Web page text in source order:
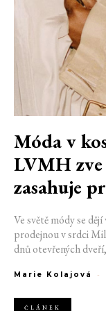
Móda v
LVMH
zasahuje
Ve světě módy se
prodejnou v srdci
dnů otevřených
AliExpress.
Marie Kolajová -
ČLÁNEK